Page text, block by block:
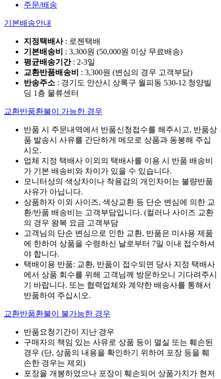
주문/배송
기본배송안내
지정택배사: 로젠택배
기본배송비
: 3,300원 (50,000원 이상 무료배송)
평균배송기간: 2-3일
교환반품배송비
: 3,300원 (변심의 경우 고객부담)
반송주소 : 경기도 안산시 상록구 월피동 530-12 청양빌
딩 1층 물류센터
교환반품환불이 가능한 경우
반품 시 주문내역에서 반품신청접수를 해주시고, 반품상
품 발송시 사유를 간단하게 메모로 상품과 동봉해 주십
시오.
업체 지정 택배사 이외의 택배사를 이용 시 반품 배송비
가 기본 배송비와 차이가 있을 수 있습니다.
모니터상의 색상차이나 착용감의 개인차이는 불량반품
사유가 아닙니다.
상품하자 이외 사이즈, 색상교환 등 단순 변심에 의한 교
환/반품 배송비는 고객부담입니다. (컬러나 사이즈 교환
의 경우 왕복 요금 고객부담
고객님의 단순 변심으로 인한 교환, 반품은 미사용 제품
에 한하여 상품을 수령하신 날로부터 7일 이내 접수하셔
야 합니다.
택배이용 반품: 교환, 반품이 접수되면 당사 지정 택배사
에서 상품 회수를 위해 고객님께 방문하오니 기다려주시
기 바랍니다. 또는 협력업체와 계약한 배송사를 통해서
반품하여 주십시오.
교환반품환불이 불가능한 경우
반품요청기간이 지난 경우
구매자의 책임 있는 사유로 상품 등이 멸실 또는 훼손된
경우 (단, 상품의 내용을 확인하기 위하여 포장 등을 훼
손한 경우는 제외)
포장을 개봉하였으나 포장이 훼손되어 상품가치가 현저